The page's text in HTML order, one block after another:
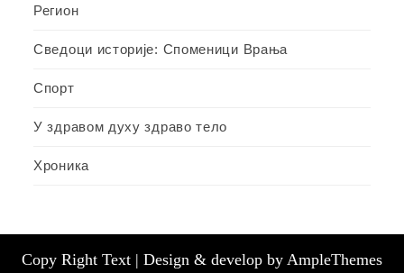
Регион
Сведоци историје: Споменици Врања
Спорт
У здравом духу здраво тело
Хроника
Copy Right Text | Design & develop by AmpleThemes